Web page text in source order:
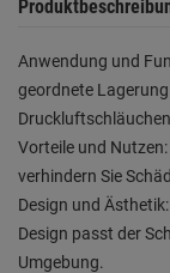
Anwendung und
geordnete
Vorteile und
verhindern Sie
Design und
Design passt der
Umgebung.